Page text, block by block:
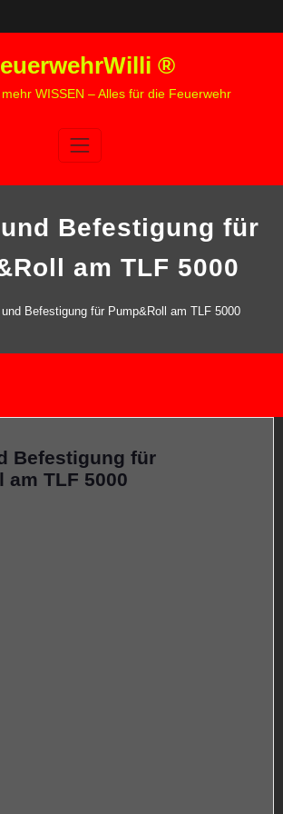
®
WISSEN – Alles für die Feuerwehr
Befestigung für
am TLF 5000
und Befestigung für Pump&Roll am TLF 5000
Befestigung für
am TLF 5000